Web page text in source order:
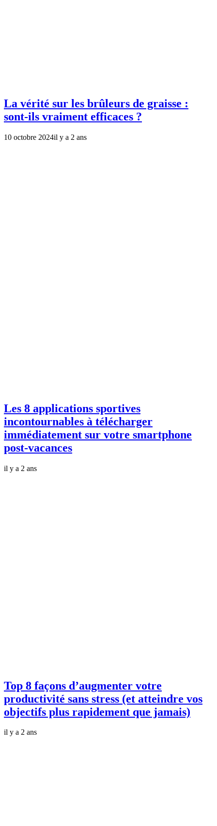
La vérité sur les brûleurs de graisse :
sont-ils vraiment efficaces ?
10 octobre 2024il y a 2 ans
Les 8 applications sportives
incontournables à télécharger
immédiatement sur votre smartphone
post-vacances
il y a 2 ans
Top 8 façons d’augmenter votre
productivité sans stress (et atteindre vos
objectifs plus rapidement que jamais)
il y a 2 ans